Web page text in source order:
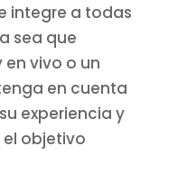
integre a todas
sea que
vivo o un
en cuenta
experiencia y
objetivo